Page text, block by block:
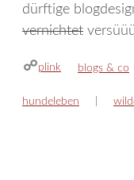
dürftige
vernichtet
plink kategorien
blogs & co
hundeleben